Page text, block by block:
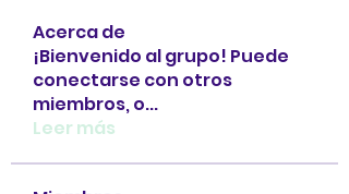
Acerca de
¡Bienvenido al grupo! Puede
conectarse con otros
miembros, o...
Leer más